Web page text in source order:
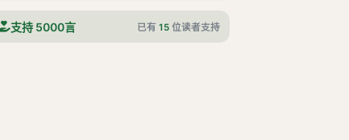
卷十一
支持 5000言 已有 15 位读者支持